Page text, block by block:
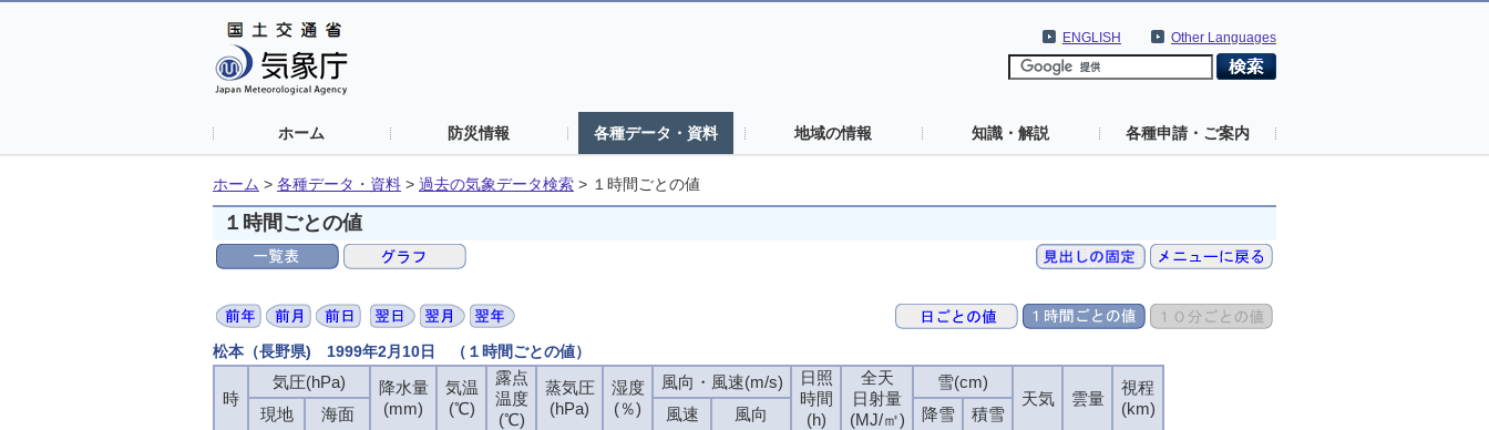
Other Languages
ENGLISH
ホーム 防災情報 各種データ・資料 地域の情報 知識・解説 各種申請・ご案内
ホーム > 各種データ・資料 > 過去の気象データ検索 > １時間ごとの値
１時間ごとの値
松本（長野県) 1999年2月10日 （１時間ごとの値）
時
気圧(hPa)
降水量
(mm)
気温
(℃)
露点
温度
(℃)
蒸気圧
(hPa)
湿度
(％)
風向・風速(m/s)
日照
時間
(h)
全天
日射量
(MJ/㎡)
雪(cm)
天気
雲量
視程
(km)
現地 海面 風速 風向 降雪
積雪